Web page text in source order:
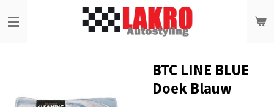
direct
BTC LINE BLUE
Doek Blauw